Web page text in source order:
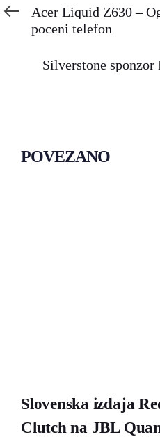
Article
Acer Liquid Z630 –
poceni telefon
Article
Silverstone
POVEZANO
Slovenska izdaja
Clutch na JBL